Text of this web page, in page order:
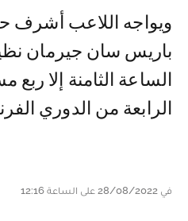
ويواجه اللاعب أشرف
باريس سان جيرمان
الساعة الثامنة إلا
الرابعة من الدوري
في 28/08/2022 على الساعة 12:16